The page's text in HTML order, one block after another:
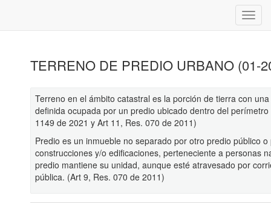
TERRENO DE PREDIO URBANO (01-
Terreno en el ámbito catastral es la porción de tierra con
definida ocupada por un predio ubicado dentro del
1149 de 2021 y Art 11, Res. 070 de 2011)
Predio es un inmueble no separado por otro predio público
construcciones y/o edificaciones, perteneciente a personas
predio mantiene su unidad, aunque esté atravesado por
pública. (Art 9, Res. 070 de 2011)